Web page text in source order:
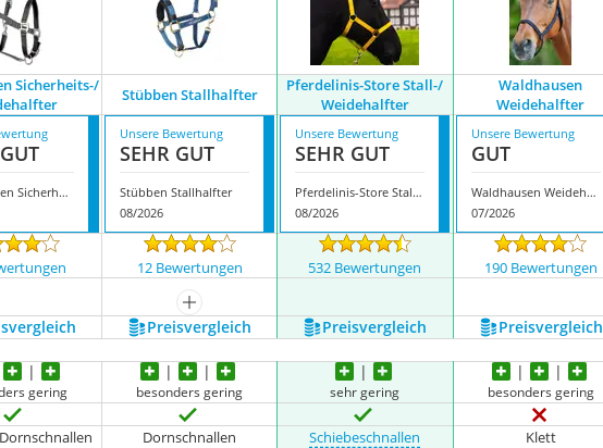
Sicherheits-/
Stübben Stallhalfter
Pferdelinis-Store Stall-/
Weidehalfter
Waldhausen
Weidehalfter
Waldhausen Sicherheits-/ Weidehalfter
Unsere Bewertung
SEHR GUT
Stübben Stallhalfter
08/2026
Unsere Bewertung
SEHR GUT
Pferdelinis-Store Stall-/ Weidehalfter
08/2026
Unsere Bewertung
GUT
Waldhausen Weidehalfter
07/2026
12 Bewertungen 532 Bewertungen 190 Bewertungen
mehr anzeigen
Preis­vergleich Preis­vergleich Preis­vergleich
gering besonders gering sehr gering besonders gering
Dornschnallen Schiebeschnallen Klett